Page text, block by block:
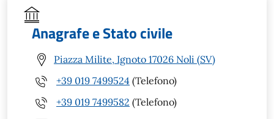
Anagrafe e Stato civile
Piazza Milite, Ignoto 17026 Noli (SV)
+39 019 7499524 (Telefono)
+39 019 7499582 (Telefono)